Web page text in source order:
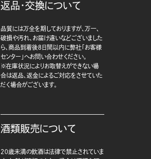
返品・交換について
品質には万全を期しておりますが、万一、
破損や汚れ、お届け違いなどございました
ら、商品到着後8日間以内に弊社「お客様
センター」へお問い合わせください。
※在庫状況によりお取替えができない場
合は返品、返金によるご対応をさせていた
だく場合がございます。
酒類販売について
20歳未満の飲酒は法律で禁止されていま